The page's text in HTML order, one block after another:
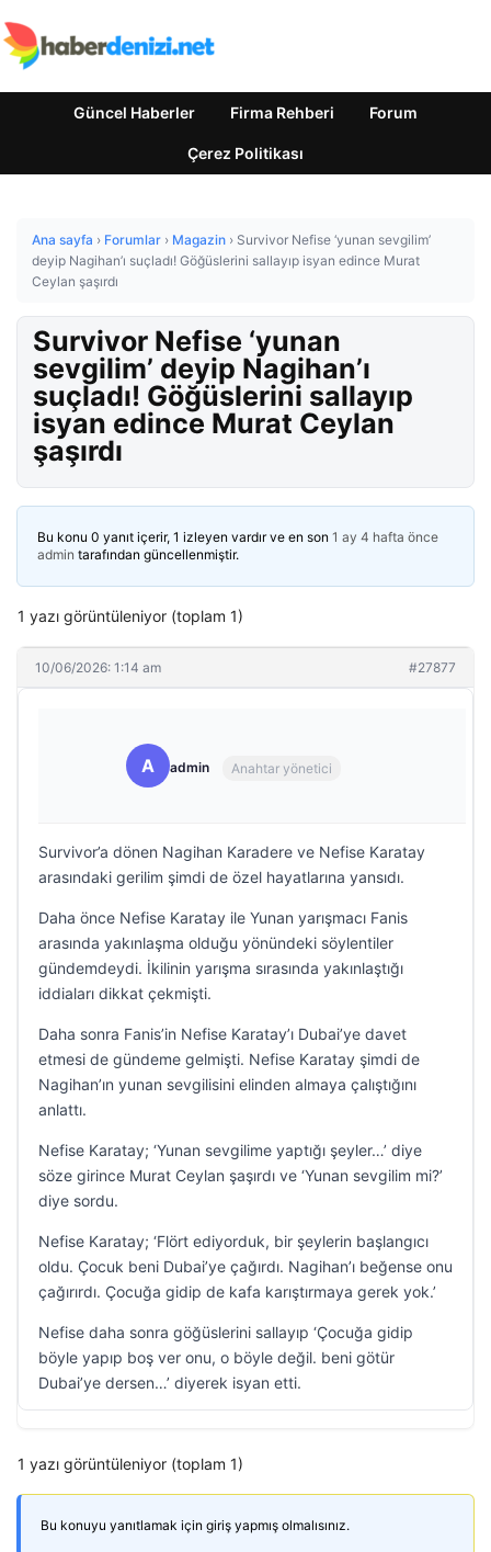
Güncel Haberler Firma Rehberi Forum
Çerez Politikası
Ana sayfa › Forumlar › Magazin › Survivor Nefise ‘yunan sevgilim’
deyip Nagihan’ı suçladı! Göğüslerini sallayıp isyan edince Murat
Ceylan şaşırdı
Survivor Nefise ‘yunan
sevgilim’ deyip Nagihan’ı
suçladı! Göğüslerini sallayıp
isyan edince Murat Ceylan
şaşırdı
Bu konu 0 yanıt içerir, 1 izleyen vardır ve en son 1 ay 4 hafta önce
admin tarafından güncellenmiştir.
1 yazı görüntüleniyor (toplam 1)
10/06/2026: 1:14 am #27877
A admin Anahtar yönetici
Survivor’a dönen Nagihan Karadere ve Nefise Karatay
arasındaki gerilim şimdi de özel hayatlarına yansıdı.
Daha önce Nefise Karatay ile Yunan yarışmacı Fanis
arasında yakınlaşma olduğu yönündeki söylentiler
gündemdeydi. İkilinin yarışma sırasında yakınlaştığı
iddiaları dikkat çekmişti.
Daha sonra Fanis’in Nefise Karatay’ı Dubai’ye davet
etmesi de gündeme gelmişti. Nefise Karatay şimdi de
Nagihan’ın yunan sevgilisini elinden almaya çalıştığını
anlattı.
Nefise Karatay; ‘Yunan sevgilime yaptığı şeyler…’ diye
söze girince Murat Ceylan şaşırdı ve ‘Yunan sevgilim mi?’
diye sordu.
Nefise Karatay; ‘Flört ediyorduk, bir şeylerin başlangıcı
oldu. Çocuk beni Dubai’ye çağırdı. Nagihan’ı beğense onu
çağırırdı. Çocuğa gidip de kafa karıştırmaya gerek yok.’
Nefise daha sonra göğüslerini sallayıp ‘Çocuğa gidip
böyle yapıp boş ver onu, o böyle değil. beni götür
Dubai’ye dersen…’ diyerek isyan etti.
1 yazı görüntüleniyor (toplam 1)
Bu konuyu yanıtlamak için giriş yapmış olmalısınız.